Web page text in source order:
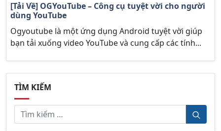
[Tải Về] OGYouTube – Công cụ tuyệt vời cho người
dùng YouTube
Ogyoutube là một ứng dụng Android tuyệt vời giúp
bạn tải xuống video YouTube và cung cấp các tính...
TÌM KIẾM